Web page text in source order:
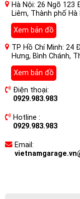
Hà Nội: 26 Ngõ 123
Liêm, Thành phố Hà
Xem bản đồ
TP Hồ Chí Minh: 24
Hưng, Bình Chánh,
Xem bản đồ
Điện thoại:
0929.983.983
Hotline :
0929.983.983
Email: